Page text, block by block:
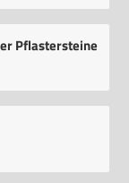
Pflastersteine